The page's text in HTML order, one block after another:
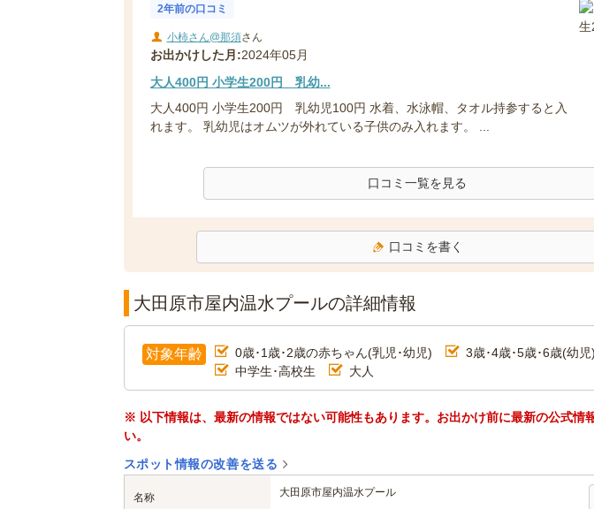
2年前の口コミ
小柿さん@那須さん
お出かけした月:2024年05月
大人400円 小学生200円 乳幼...
大人400円 小学生200円 乳幼児100円 水着、水泳帽、タオル持参すると入
れます。 乳幼児はオムツが外れている子供のみ入れます。 ...
口コミ一覧を見る
口コミを書く
大田原市屋内温水プールの詳細情報
対象年齢 0歳･1歳･2歳の赤ちゃん(乳児･幼児) 3歳･4歳･5歳･6歳(幼児)
中学生･高校生
大人
※ 以下情報は、最新の情報ではない可能性もあります。お出かけ前に最新の公式情
い。
スポット情報の改善を送る
名称 大田原市屋内温水プール